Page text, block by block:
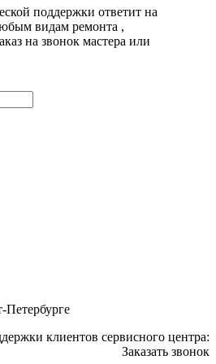
езды
комплексов
модулей
поддержки ответит на
видам ремонта ,
на звонок мастера или
Петербурге
клиентов сервисного центра:
Заказать звонок